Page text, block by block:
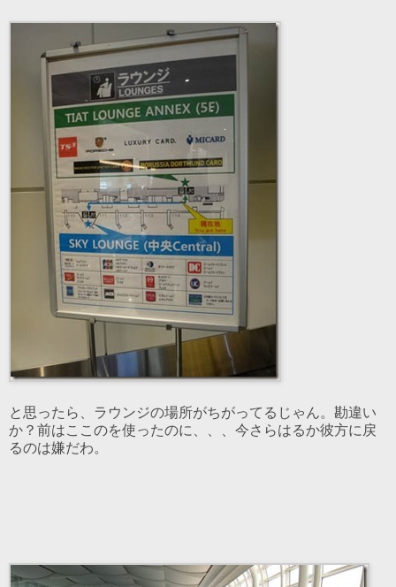
と思ったら、ラウンジの場所がちがってるじゃん。勘違い
か？前はここのを使ったのに、、、今さらはるか彼方に戻
るのは嫌だわ。